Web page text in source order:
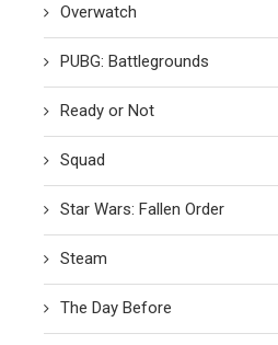
Overwatch
PUBG: Battlegrounds
Ready or Not
Squad
Star Wars: Fallen Order
Steam
The Day Before